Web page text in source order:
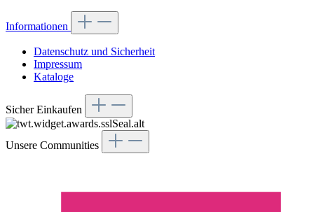
Informationen
Datenschutz und Sicherheit
Impressum
Kataloge
Sicher Einkaufen
Unsere Communities